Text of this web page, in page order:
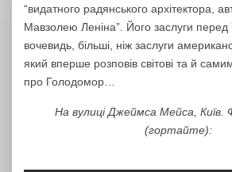
“видатного радянського архітектора,
Мавзолею Леніна”. Його заслуги перед
вочевидь, більші, ніж заслуги
який вперше розповів світові та й
про Голодомор…
На вулиці Джеймса Мейса, Київ.
(гортайте):